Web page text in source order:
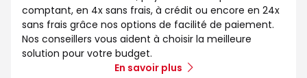
comptant, en 4x sans frais, à crédit ou encore en 24x
sans frais grâce nos options de facilité de paiement.
Nos conseillers vous aident à choisir la meilleure
solution pour votre budget.
En savoir plus